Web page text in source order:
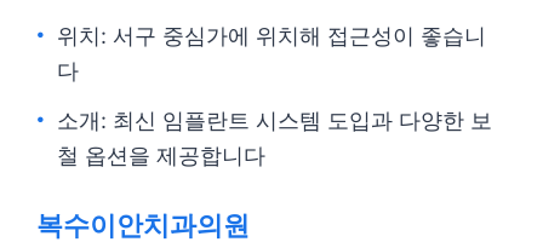
위치: 서구 중심가에 위치해 접근성이 좋습니
다
소개: 최신 임플란트 시스템 도입과 다양한 보
철 옵션을 제공합니다
복수이안치과의원